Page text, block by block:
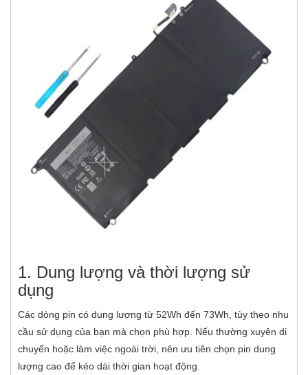
1. Dung lượng và thời lượng sử
dụng
Các dòng pin có dung lượng từ 52Wh đến 73Wh, tùy theo nhu
cầu sử dụng của bạn mà chọn phù hợp. Nếu thường xuyên di
chuyển hoặc làm việc ngoài trời, nên ưu tiên chọn pin dung
lượng cao để kéo dài thời gian hoạt động.